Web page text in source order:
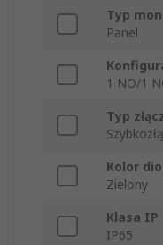
Typ
Panel
1 NO/1
Typ
Kolor
Zielony
Klasa IP
IP65